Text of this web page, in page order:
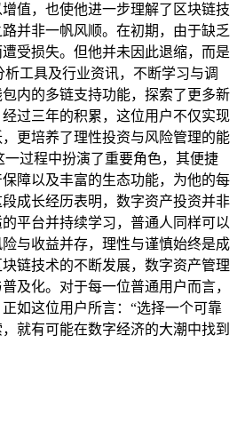
值，也使他进一步理解了区块链技
并非一帆风顺。在初期，由于缺乏
受损失。但他并未因此退缩，而是
工具及行业资讯，不断学习与调
内的多链支持功能，探索了更多新
过三年的积累，这位用户不仅实现
更培养了理性投资与风险管理的能
一过程中扮演了重要角色，其便捷
障以及丰富的生态功能，为他的每
成长经历表明，数字资产投资并非
平台并持续学习，普通人同样可以
与收益并存，理性与谨慎始终是成
链技术的不断发展，数字资产管理
及化。对于每一位普通用户而言，
如这位用户所言：“选择一个可靠
就有可能在数字经济的大潮中找到